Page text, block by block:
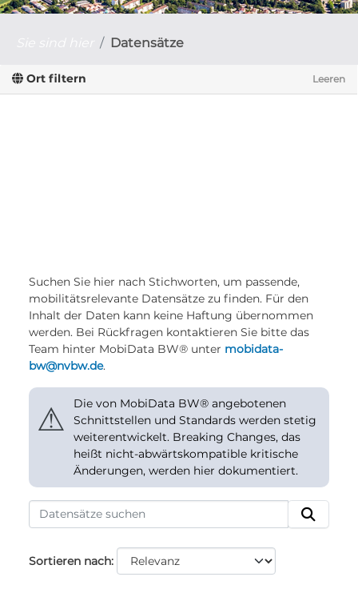
Datensätze
Ort filtern Leeren
Suchen Sie hier nach Stichworten, um passende,
mobilitätsrelevante Datensätze zu finden. Für den
Inhalt der Daten kann keine Haftung übernommen
werden. Bei Rückfragen kontaktieren Sie bitte das
Team hinter MobiData BW® unter mobidata-
bw@nvbw.de.
⚠
Die von MobiData BW® angebotenen
Schnittstellen und Standards werden stetig
weiterentwickelt. Breaking Changes, das
heißt nicht-abwärtskompatible kritische
Änderungen, werden hier dokumentiert.
Sortieren nach